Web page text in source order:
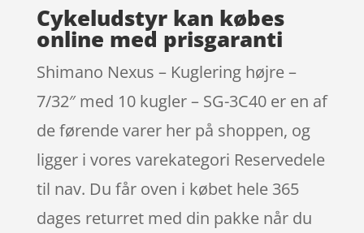
Cykeludstyr kan købes
online med prisgaranti
Shimano Nexus – Kuglering højre –
7/32″ med 10 kugler – SG-3C40 er en af
de førende varer her på shoppen, og
ligger i vores varekategori Reservedele
til nav. Du får oven i købet hele 365
dages returret med din pakke når du